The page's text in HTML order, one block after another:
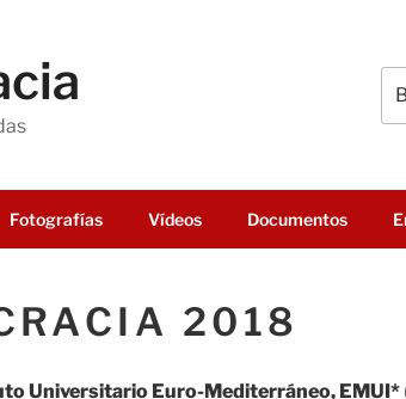
Fotografías Vídeos Documentos
2018
Universitario Euro-Mediterráneo, EMUI*